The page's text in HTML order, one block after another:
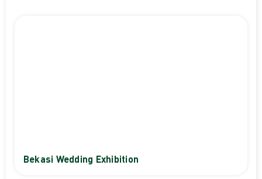
Bekasi Wedding Exhibition